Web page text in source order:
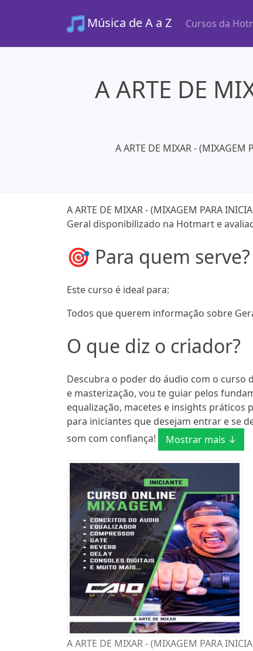
Música de A a Z Cursos da
A ARTE DE
A ARTE DE MIXAR -
A ARTE DE MIXAR - (MIXAGEM PARA
Geral disponibilizado na Hotmart e
🎯 Para quem serve?
Este curso é ideal para:
Todos que querem informação sobre
O que diz o criador?
Descubra o poder do áudio com o curso
e masterização, vou te guiar pelos
equalização, macetes e insights
para iniciantes que desejam entrar e se
som com confiança!
Mostrar mais ↓
A ARTE DE MIXAR - (MIXAGEM PARA